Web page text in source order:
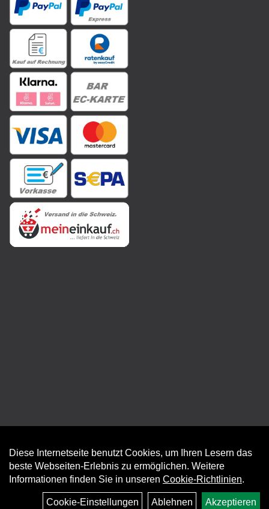
Diese Internetseite benutzt Cookies, um Ihren Lesern das
beste Webseiten-Erlebnis zu ermöglichen. Weitere
Informationen finden Sie in unseren Cookie-Richtlinien.
Cookie-Einstellungen Ablehnen Akzeptieren
Auftrag widerrufen